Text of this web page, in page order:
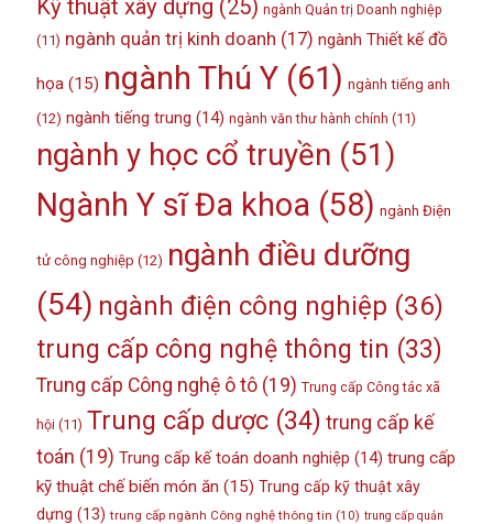
Kỹ thuật xây dựng (25) ngành Quản trị Doanh nghiệp
(11) ngành quản trị kinh doanh (17) ngành Thiết kế đồ
họa(15) ngành Thú Y(61) ngành tiếng anh
(12) ngành tiếng trung (14) ngành văn thư hành chính (11)
ngành y học cổ truyền (51)
Ngành Y sĩ Đa khoa (58) ngành Điện
tử công nghiệp (12) ngành điều dưỡng
(54) ngành điện công nghiệp (36)
trung cấp công nghệ thông tin (33)
Trung cấp Công nghệ ô tô(19) Trung cấp Công tác xã
hội (11) Trung cấp dược(34) trung cấp kế
toán (19) Trung cấp kế toán doanh nghiệp (14) trung cấp
kỹ thuật chế biến món ăn (15) Trung cấp kỹ thuật xây
dựng (13) trung cấp ngành Công nghệ thông tin (10) trung cấp quản